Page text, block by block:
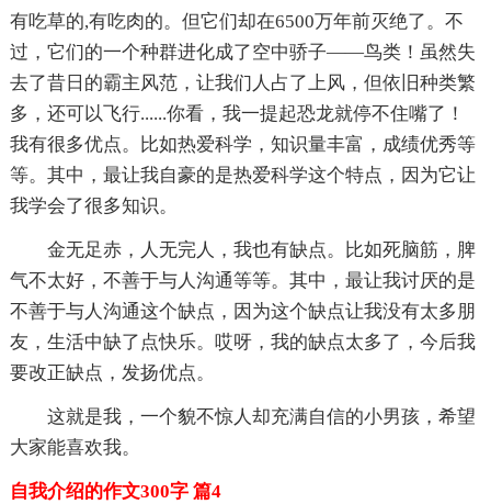
有吃草的,有吃肉的。但它们却在6500万年前灭绝了。不
过，它们的一个种群进化成了空中骄子——鸟类！虽然失
去了昔日的霸主风范，让我们人占了上风，但依旧种类繁
多，还可以飞行......你看，我一提起恐龙就停不住嘴了！
我有很多优点。比如热爱科学，知识量丰富，成绩优秀等
等。其中，最让我自豪的是热爱科学这个特点，因为它让
我学会了很多知识。
金无足赤，人无完人，我也有缺点。比如死脑筋，脾
气不太好，不善于与人沟通等等。其中，最让我讨厌的是
不善于与人沟通这个缺点，因为这个缺点让我没有太多朋
友，生活中缺了点快乐。哎呀，我的缺点太多了，今后我
要改正缺点，发扬优点。
这就是我，一个貌不惊人却充满自信的小男孩，希望
大家能喜欢我。
自我介绍的作文300字 篇4